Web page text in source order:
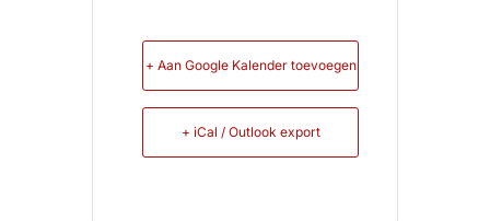
+ Aan Google Kalender toevoegen
+ iCal / Outlook export